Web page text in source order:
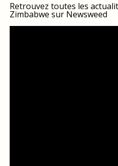
Retrouvez toutes les
Zimbabwe sur Newsweed